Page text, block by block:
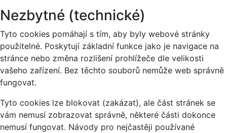
Nezbytné (technické)
Tyto cookies pomáhají s tím, aby byly webové stránky
použitelné. Poskytují základní funkce jako je navigace na
stránce nebo změna rozlišení prohlížeče dle velikosti
vašeho zařízení. Bez těchto souborů nemůže web správně
fungovat.
Tyto cookies lze blokovat (zakázat), ale část stránek se
vám nemusí zobrazovat správně, některé části dokonce
nemusí fungovat. Návody pro nejčastěji používané